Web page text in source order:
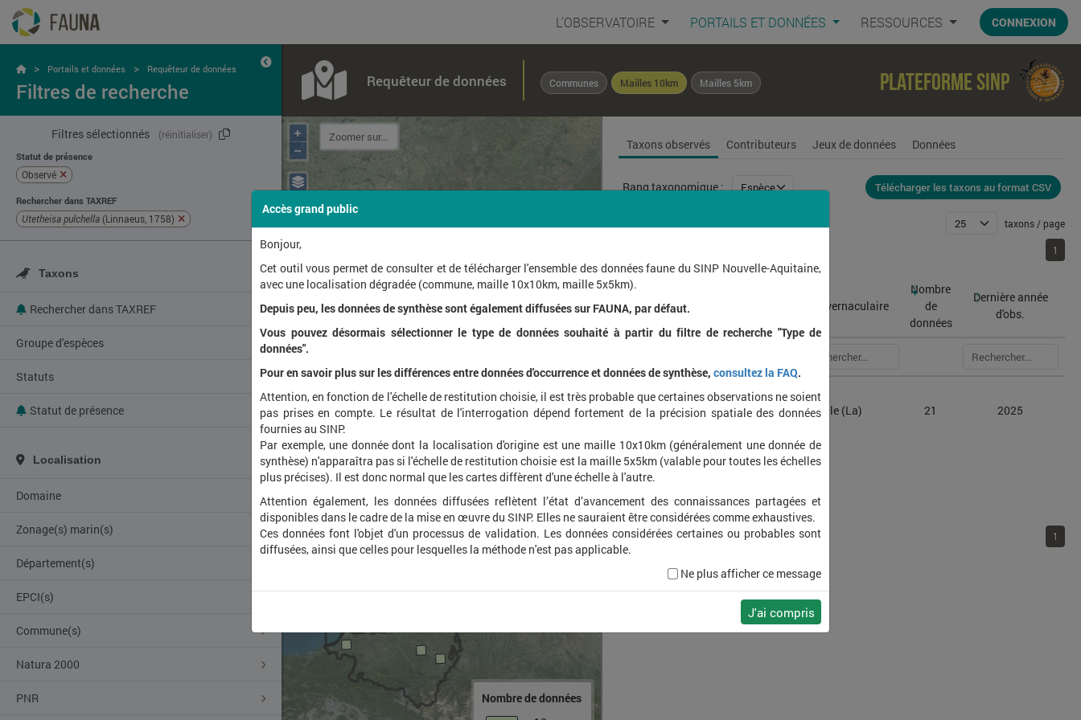
L'OBSERVATOIRE PORTAILS ET DONNÉES RESSOURCES CONNEXION
> Portails et données > Requêteur de données
Filtres de recherche
Filtres sélectionnés (réinitialiser)
Statut de présence
Observé
Rechercher dans TAXREF
Utetheisa pulchella (Linnaeus, 1758)
Taxons
Rechercher dans TAXREF
Groupe d'espèces
Statuts
Statut de présence
Localisation
Domaine
Zonage(s) marin(s)
Département(s)
EPCI(s)
Commune(s)
Natura 2000
PNR
Requêteur de données Communes Mailles 10km Mailles 5km Plateforme SINP
+
–
Nombre de données
Taxons observés Contributeurs Jeux de données Données
Rang taxonomique : Télécharger les taxons au format CSV
taxons / page
1
Nom vernaculaire
Nombre
de
données
Dernière année
d'obs.
Utetheisa pulchella Gentille (La) 21 2025
1
Accès grand public
Bonjour,
Cet outil vous permet de consulter et de télécharger l'ensemble des données faune du SINP Nouvelle-Aquitaine,
avec une localisation dégradée (commune, maille 10x10km, maille 5x5km).
Depuis peu, les données de synthèse sont également diffusées sur FAUNA, par défaut.
Vous pouvez désormais sélectionner le type de données souhaité à partir du filtre de recherche "Type de
données".
Pour en savoir plus sur les différences entre données d'occurrence et données de synthèse, consultez la FAQ.
Attention, en fonction de l'échelle de restitution choisie, il est très probable que certaines observations ne soient
pas prises en compte. Le résultat de l'interrogation dépend fortement de la précision spatiale des données
fournies au SINP.
Par exemple, une donnée dont la localisation d'origine est une maille 10x10km (généralement une donnée de
synthèse) n'apparaîtra pas si l'échelle de restitution choisie est la maille 5x5km (valable pour toutes les échelles
plus précises). Il est donc normal que les cartes diffèrent d'une échelle à l'autre.
Attention également, les données diffusées reflètent l’état d’avancement des connaissances partagées et
disponibles dans le cadre de la mise en œuvre du SINP. Elles ne sauraient être considérées comme exhaustives.
Ces données font l'objet d'un processus de validation. Les données considérées certaines ou probables sont
diffusées, ainsi que celles pour lesquelles la méthode n'est pas applicable.
Ne plus afficher ce message
J'ai compris